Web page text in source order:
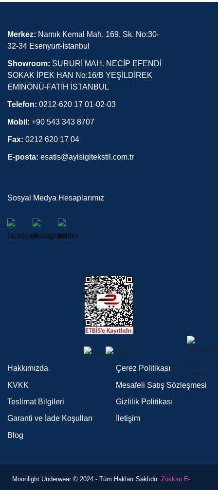
Merkez: Namık Kemal Mah. 169. Sk. No:30-
32-34 Esenyurt-İstanbul
Showroom: SURURİ MAH. NECİP EFENDİ
SOKAK İPEK HAN No:16/B YEŞİLDİREK
EMİNÖNÜ-FATİH İSTANBUL
Telefon: 0212-620 17 01-02-03
Mobil: +90 543 343 8707
Fax: 0212 620 17 04
E-posta: esatis@ayisigitekstil.com.tr
Sosyal Medya Hesaplarımız
Hakkımızda
KVKK
Teslimat Bilgileri
Garanti ve İade Koşulları
Blog
Çerez Politikası
Mesafeli Satış Sözleşmesi
Gizlilik Politikası
İletişim
Moonlight Underwear © 2024 - Tüm Hakları Saklıdır. Zükkan E-